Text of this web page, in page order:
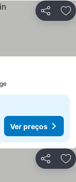
Partilhar
Ver preços
Partilhar